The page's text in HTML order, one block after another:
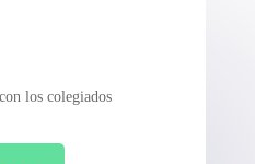
los colegiados